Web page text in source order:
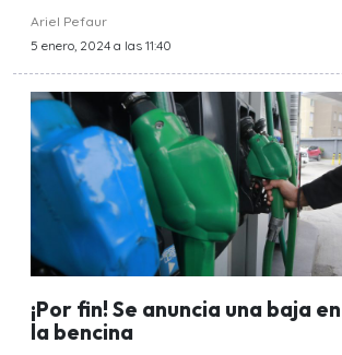
Ariel Pefaur
5 enero, 2024 a las 11:40
¡Por fin! Se anuncia una baja
la bencina